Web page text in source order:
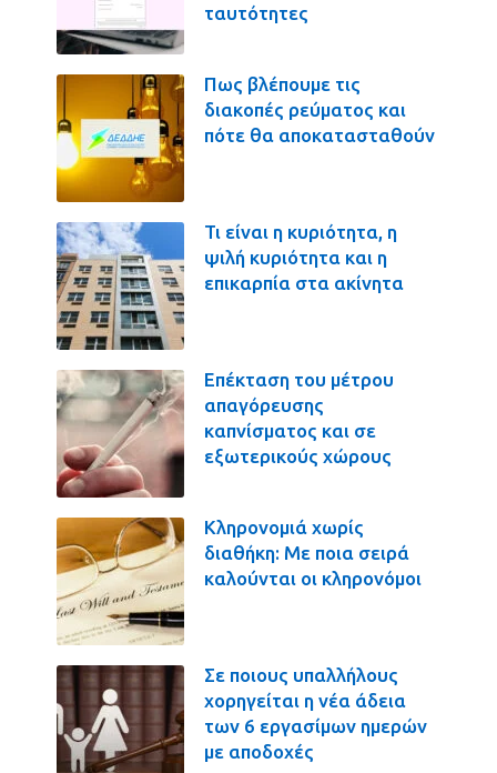
ταυτότητες
Πως βλέπουμε τις
διακοπές ρεύματος και
πότε θα αποκατασταθούν
Τι είναι η κυριότητα, η
ψιλή κυριότητα και η
επικαρπία στα ακίνητα
Επέκταση του μέτρου
απαγόρευσης
καπνίσματος και σε
εξωτερικούς χώρους
Κληρονομιά χωρίς
διαθήκη: Με ποια σειρά
καλούνται οι κληρονόμοι
Σε ποιους υπαλλήλους
χορηγείται η νέα άδεια
των 6 εργασίμων ημερών
με αποδοχές